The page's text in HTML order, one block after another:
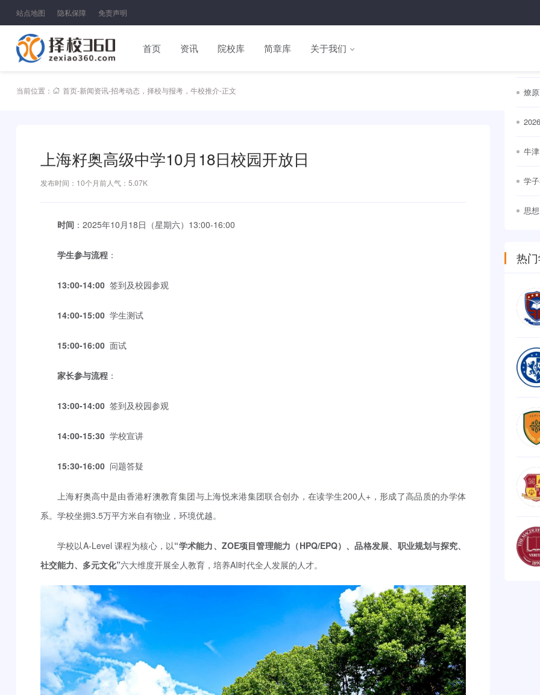
站点地图 隐私保障 免责声明
首页 资讯 院校库 简章库 关于我们
当前位置： 首页-新闻资讯-招考动态 ， 择校与报考， 牛校推介-正文
上海籽奥高级中学10月18日校园开放日
发布时间：10个月前人气：5.07K
时间：2025年10月18日（星期六）13:00-16:00
学生参与流程：
13:00-14:00 签到及校园参观
14:00-15:00 学生测试
15:00-16:00 面试
家长参与流程：
13:00-14:00签到及校园参观
14:00-15:30学校宣讲
15:30-16:00问题答疑
上海籽奥高中是由香港籽澳教育集团与上海悦来港集团联合创办，在读学生200人+，形成了高品质的办学体
系。学校坐拥3.5万平方米自有物业，环境优越。
学校以A-Level 课程为核心，以“学术能力、ZOE项目管理能力（HPQ/EPQ）、品格发展、职业规划与探究、
社交能力、多元文化”六大维度开展全人教育，培养AI时代全人发展的人才。
热
燎
牛
学
思
热